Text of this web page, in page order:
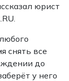
юрист
снять все
до
у него